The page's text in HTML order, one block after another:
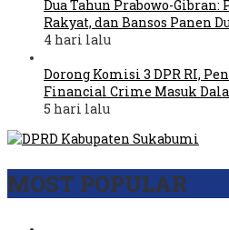
Dua Tahun Prabowo-Gibran:
Rakyat, dan Bansos Panen
4 hari lalu
Dorong Komisi 3 DPR RI,
Financial Crime Masuk
5 hari lalu
MOST POPULAR